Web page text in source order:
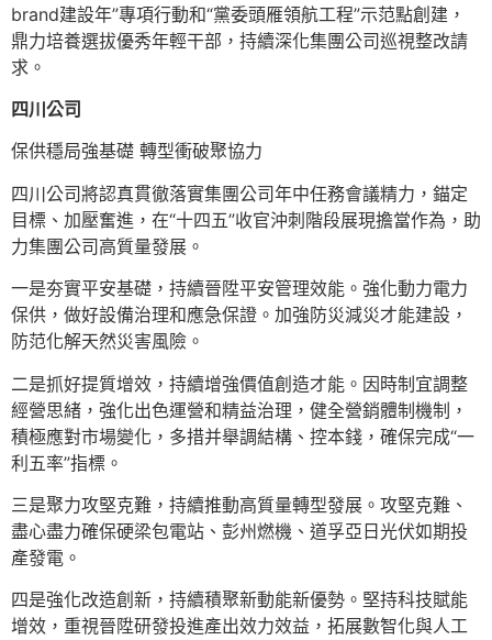
brand建設年”專項行動和“黨委頭雁領航工程”示范點創建，
鼎力培養選拔優秀年輕干部，持續深化集團公司巡視整改請
求。
四川公司
保供穩局強基礎 轉型衝破聚協力
四川公司將認真貫徹落實集團公司年中任務會議精力，錨定
目標、加壓奮進，在“十四五”收官沖刺階段展現擔當作為，助
力集團公司高質量發展。
一是夯實平安基礎，持續晉陞平安管理效能。強化動力電力
保供，做好設備治理和應急保證。加強防災減災才能建設，
防范化解天然災害風險。
二是抓好提質增效，持續增強價值創造才能。因時制宜調整
經營思緒，強化出色運營和精益治理，健全營銷體制機制，
積極應對市場變化，多措并舉調結構、控本錢，確保完成“一
利五率”指標。
三是聚力攻堅克難，持續推動高質量轉型發展。攻堅克難、
盡心盡力確保硬梁包電站、彭州燃機、道孚亞日光伏如期投
產發電。
四是強化改造創新，持續積聚新動能新優勢。堅持科技賦能
增效，重視晉陞研發投進產出效力效益，拓展數智化與人工